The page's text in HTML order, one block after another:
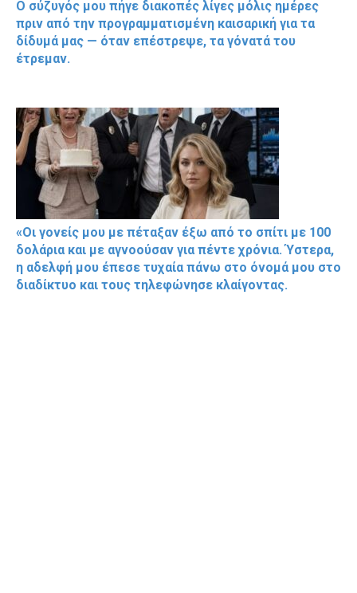
Ο σύζυγός μου πήγε διακοπές λίγες μόλις ημέρες
πριν από την προγραμματισμένη καισαρική για τα
δίδυμά μας — όταν επέστρεψε, τα γόνατά του
έτρεμαν.
«Οι γονείς μου με πέταξαν έξω από το σπίτι με 100
δολάρια και με αγνοούσαν για πέντε χρόνια. Ύστερα,
η αδελφή μου έπεσε τυχαία πάνω στο όνομά μου στο
διαδίκτυο και τους τηλεφώνησε κλαίγοντας.